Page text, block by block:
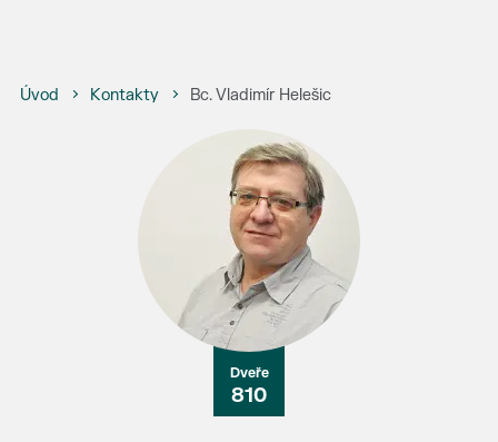
Úvod Kontakty Bc. Vladimír Helešic
810